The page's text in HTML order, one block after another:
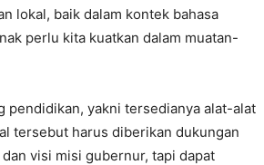
lokal, baik dalam kontek bahasa
perlu kita kuatkan dalam muatan-
pendidikan, yakni tersedianya alat-alat
tersebut harus diberikan dukungan
visi misi gubernur, tapi dapat